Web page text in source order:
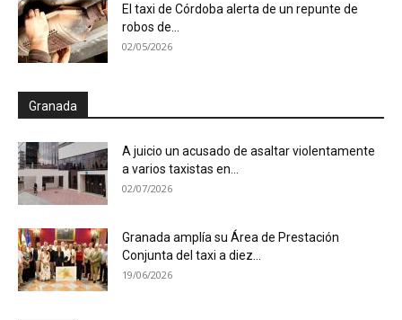
El taxi de Córdoba alerta de un repunte de
robos de...
02/05/2026
Granada
A juicio un acusado de asaltar violentamente
a varios taxistas en...
02/07/2026
Granada amplía su Área de Prestación
Conjunta del taxi a diez...
19/06/2026